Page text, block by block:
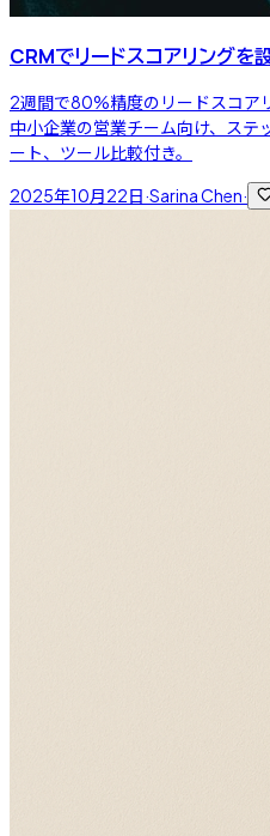
CRMでリードスコアリングを
2週間で80%精度のリードスコア
中小企業の営業チーム向け、ステ
ート、ツール比較付き。
2025年10月22日·Sarina Chen·